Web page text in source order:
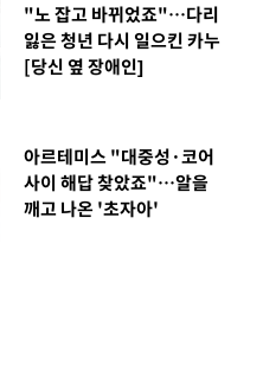
"노 잡고 바뀌었죠"…다리
잃은 청년 다시 일으킨 카누
[당신 옆 장애인]
아르테미스 "대중성·코어
사이 해답 찾았죠"…알을
깨고 나온 '초자아'